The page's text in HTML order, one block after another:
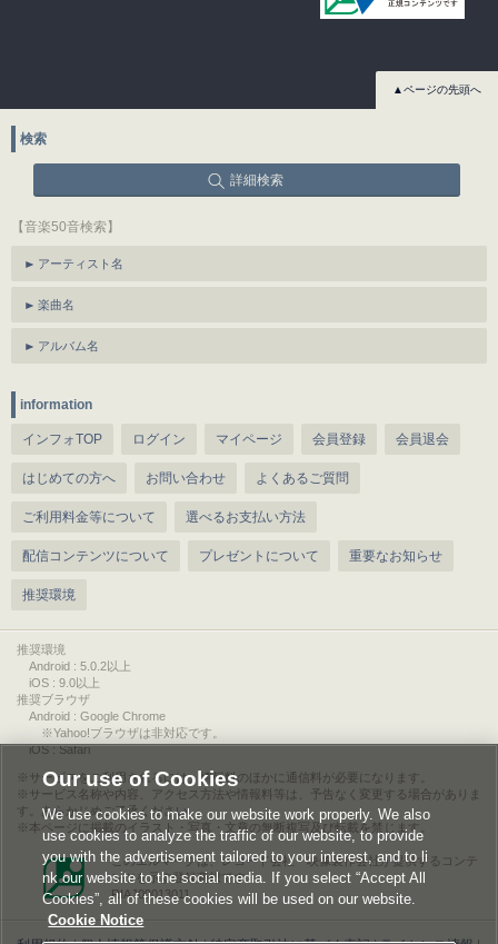
▲ページの先頭へ
検索
詳細検索
【音楽50音検索】
アーティスト名
楽曲名
アルバム名
information
インフォTOP ログイン マイページ 会員登録 会員退会
はじめての方へ お問い合わせ よくあるご質問
ご利用料金等について 選べるお支払い方法
配信コンテンツについて プレゼントについて 重要なお知らせ
推奨環境
推奨環境
Android : 5.0.2以上
iOS : 9.0以上
推奨ブラウザ
Android : Google Chrome
※Yahoo!ブラウザは非対応です。
iOS : Safari
サービスをご利用されるには、情報料のほかに通信料が必要になります。
サービス名称や内容、アクセス方法や情報料等は、予告なく変更する場合がありま
す。あらかじめご了承ください。
本ページに掲載のイラスト・写真・文章の無断複写及び転載を禁じます。
このエルマークは、レコード会社・映像製作会社が提供するコンテ
ンツを示す登録商標です。
RIAJ00013011
Our use of Cookies
We use cookies to make our website work properly. We also
use cookies to analyze the traffic of our website, to provide
you with the advertisement tailored to your interest, and to li
nk our website to the social media. If you select “Accept All
Cookies”, all of these cookies will be used on our website.
Cookie Notice